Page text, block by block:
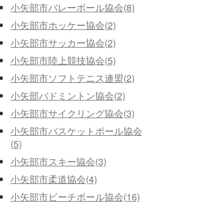
小矢部市バレーボール協会(8)
小矢部市ホッケー協会(2)
小矢部市サッカー協会(2)
小矢部市陸上競技協会(5)
小矢部市ソフトテニス連盟(2)
小矢部バドミントン協会(2)
小矢部市サイクリング協会(3)
小矢部市バスケットボール協会
(5)
小矢部市スキー協会(3)
小矢部市柔道協会(4)
小矢部市ビーチボール協会(16)